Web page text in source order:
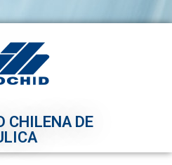
CHILENA DE